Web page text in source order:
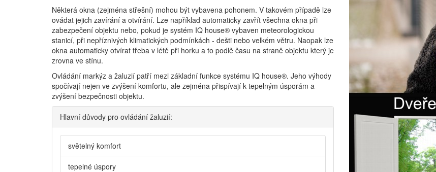
Některá okna (zejména střešní) mohou být vybavena pohonem. V takovém případě lze
ovádat jejich zavírání a otvírání. Lze například automaticky zavřít všechna okna při
zabezpečení objektu nebo, pokud je systém IQ house® vybaven meteorologickou
stanicí, při nepříznivých klimatických podmínkách - dešti nebo velkém větru. Naopak lze
okna automaticky otvírat třeba v létě při horku a to podlě času na straně objektu který je
zrovna ve stínu.
Ovládání markýz a žaluzií patří mezi základní funkce systému IQ house®. Jeho výhody
spočívají nejen ve zvýšení komfortu, ale zejména přispívají k tepelným úsporám a
zvýšení bezpečnosti objektu.
Hlavní důvody pro ovládání žaluzií:
světelný komfort
tepelné úspory